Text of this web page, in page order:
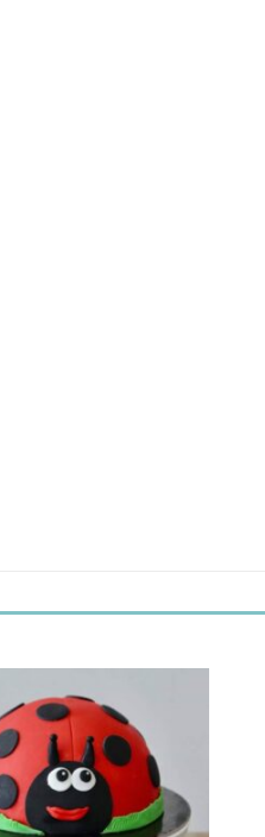
Προσθήκη
στα
Αγαπημένα!